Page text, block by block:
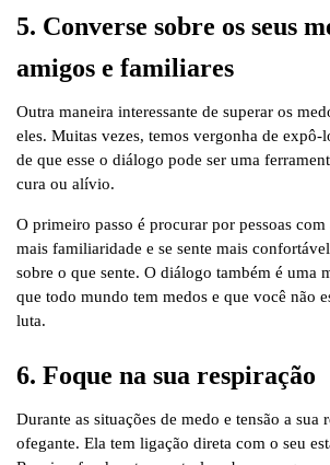
5. Converse sobre os seus
amigos e familiares
Outra maneira interessante de superar os
eles. Muitas vezes, temos vergonha de expô-
de que esse o diálogo pode ser uma
cura ou alívio.
O primeiro passo é procurar por pessoas com
mais familiaridade e se sente mais
sobre o que sente. O diálogo também é uma
que todo mundo tem medos e que você não
luta.
6. Foque na sua respiração
Durante as situações de medo e tensão a sua
ofegante. Ela tem ligação direta com o seu